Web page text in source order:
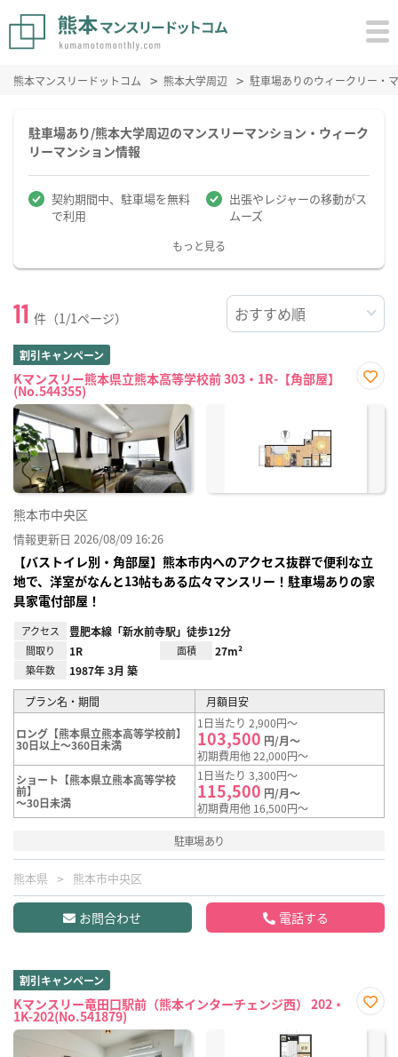
熊本マンスリードットコム 熊本大学周辺 駐車場ありのウィークリー・
駐車場あり/熊本大学周辺のマンスリーマンション・ウィーク
リーマンション情報
契約期間中、駐車場を無料
で利用
出張やレジャーの移動がス
ムーズ
もっと見る
11 件（1/1ページ）
割引キャンペーン
Kマンスリー熊本県立熊本高等学校前 303・1R-【角部屋】
(No.544355)
に入
熊本市中央区
情報更新日 2026/08/09 16:26
【バストイレ別・角部屋】熊本市内へのアクセス抜群で便利な立
地で、洋室がなんと13帖もある広々マンスリー！駐車場ありの家
具家電付部屋！
アクセス 豊肥本線「新水前寺駅」徒歩12分
間取り 1R 面積 27m²
築年数 1987年 3月 築
プラン名・期間 月額目安
ロング【熊本県立熊本高等学校前】
30日以上～360日未満
1日当たり 2,900円～
103,500 円/月～
初期費用他 22,000円～
ショート【熊本県立熊本高等学校
前】
～30日未満
1日当たり 3,300円～
115,500 円/月～
初期費用他 16,500円～
駐車場あり
熊本県 熊本市中央区
お問合わせ 電話する
割引キャンペーン
Kマンスリー竜田口駅前（熊本インターチェンジ西） 202・
1K-202(No.541879)
に入